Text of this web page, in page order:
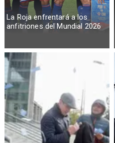
La Roja enfrentará a los
anfitriones del Mundial 2026